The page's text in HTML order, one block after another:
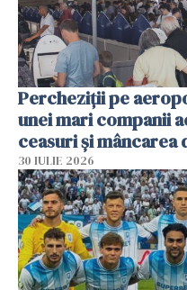
Percheziții pe
unei mari companii
ceasuri și mâncarea
30 IULIE 2026